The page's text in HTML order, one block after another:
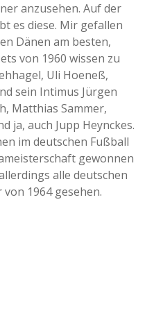
anzusehen. Auf der
es diese. Mir gefallen
Dänen am besten,
von 1960 wissen zu
Uli Hoeneß,
sein Intimus Jürgen
Matthias Sammer,
ja, auch Jupp Heynckes.
im deutschen Fußball
gewonnen
alle deutschen
1964 gesehen.